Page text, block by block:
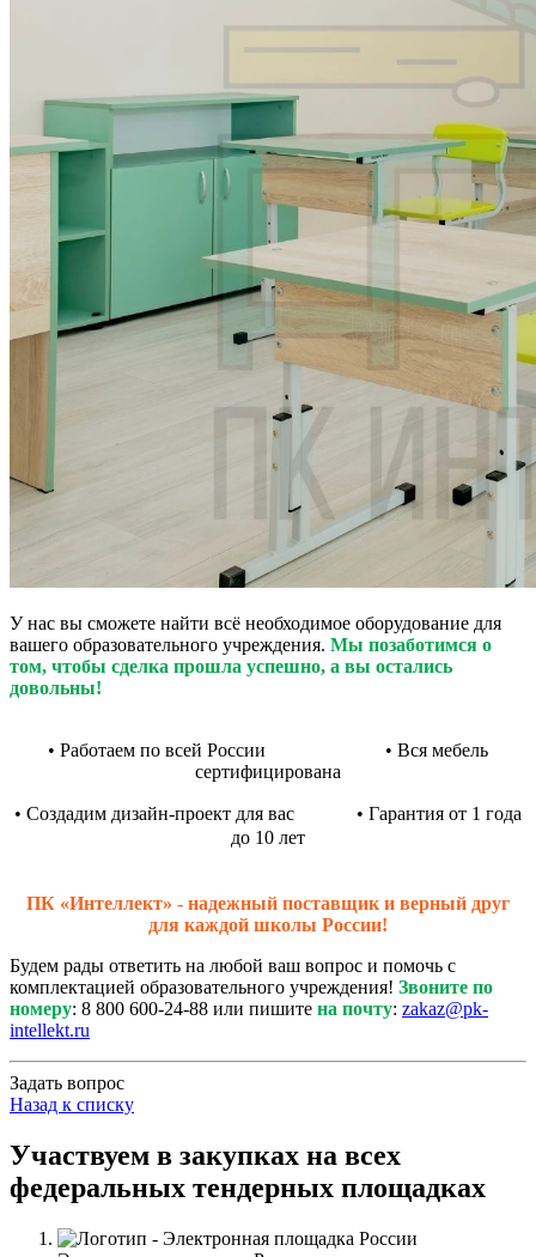
У нас вы сможете найти всё необходимое оборудование для
вашего образовательного учреждения. Мы позаботимся о
том, чтобы сделка прошла успешно, а вы остались
довольны!
• Работаем по всей России • Вся мебель
сертифицирована
• Создадим дизайн-проект для вас • Гарантия от 1 года
до 10 лет
ПК «Интеллект» - надежный поставщик и верный друг
для каждой школы России!
Будем рады ответить на любой ваш вопрос и помочь с
комплектацией образовательного учреждения! Звоните по
номеру: 8 800 600-24-88 или пишите на почту: zakaz@pk-
intellekt.ru
Задать вопрос
Назад к списку
Участвуем в закупках на всех
федеральных тендерных площадках